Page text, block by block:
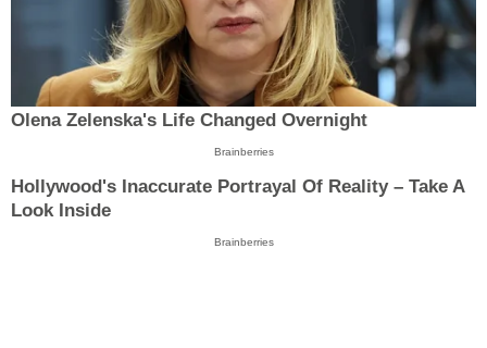
Olena Zelenska's Life Changed Overnight
Brainberries
Hollywood's Inaccurate Portrayal Of Reality – Take A
Look Inside
Brainberries